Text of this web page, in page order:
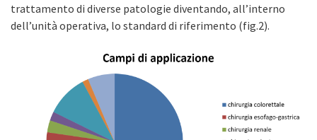
trattamento di diverse patologie diventando, all’interno
dell’unità operativa, lo standard di riferimento (fig.2).